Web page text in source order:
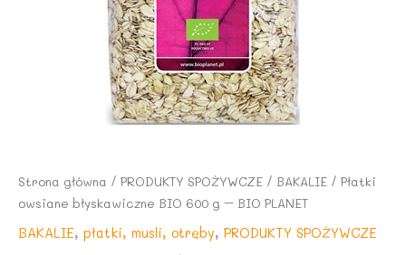
Strona główna / PRODUKTY SPOŻYWCZE / BAKALIE / Płatki
owsiane błyskawiczne BIO 600 g – BIO PLANET
BAKALIE, płatki, musli, otręby, PRODUKTY SPOŻYWCZE